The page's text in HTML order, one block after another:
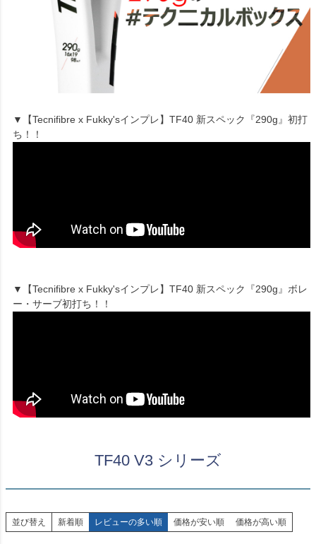
▼【Tecnifibre x Fukky'sインプレ】TF40 新スペック『290g』初打
ち！！
▼【Tecnifibre x Fukky'sインプレ】TF40 新スペック『290g』ボレ
ー・サーブ初打ち！！
TF40 V3 シリーズ
並び替え 新着順 レビューの多い順 価格が安い順 価格が高い順